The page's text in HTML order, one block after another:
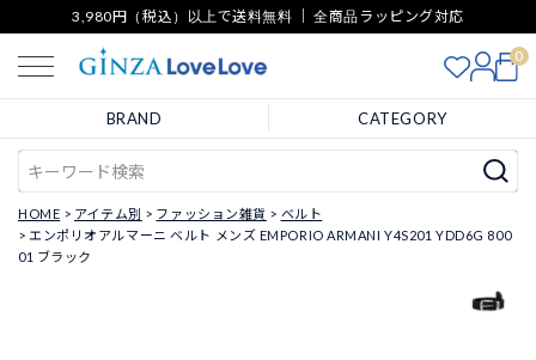
3,980円（税込）以上で送料無料 ｜ 全商品ラッピング対応
0
BRAND CATEGORY
HOME アイテム別 ファッション雑貨
ベルト
エンポリオアルマーニ ベルト メンズ EMPORIO ARMANI Y4S201 YDD6G 800
01 ブラック